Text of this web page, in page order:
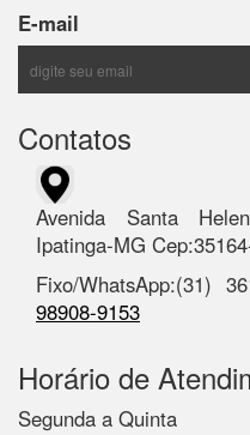
E-mail
Contatos
Avenida Santa
Ipatinga-MG
Fixo/WhatsApp:(31)
98908-9153
Horário de
Segunda a Quinta